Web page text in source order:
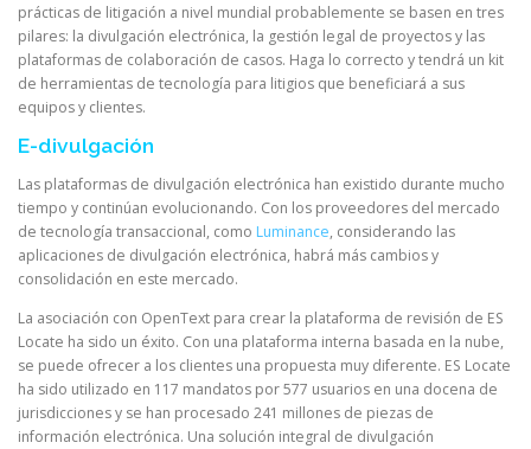
prácticas de litigación a nivel mundial probablemente se basen en tres
pilares: la divulgación electrónica, la gestión legal de proyectos y las
plataformas de colaboración de casos. Haga lo correcto y tendrá un kit
de herramientas de tecnología para litigios que beneficiará a sus
equipos y clientes.
E-divulgación
Las plataformas de divulgación electrónica han existido durante mucho
tiempo y continúan evolucionando. Con los proveedores del mercado
de tecnología transaccional, como Luminance, considerando las
aplicaciones de divulgación electrónica, habrá más cambios y
consolidación en este mercado.
La asociación con OpenText para crear la plataforma de revisión de ES
Locate ha sido un éxito. Con una plataforma interna basada en la nube,
se puede ofrecer a los clientes una propuesta muy diferente. ES Locate
ha sido utilizado en 117 mandatos por 577 usuarios en una docena de
jurisdicciones y se han procesado 241 millones de piezas de
información electrónica. Una solución integral de divulgación